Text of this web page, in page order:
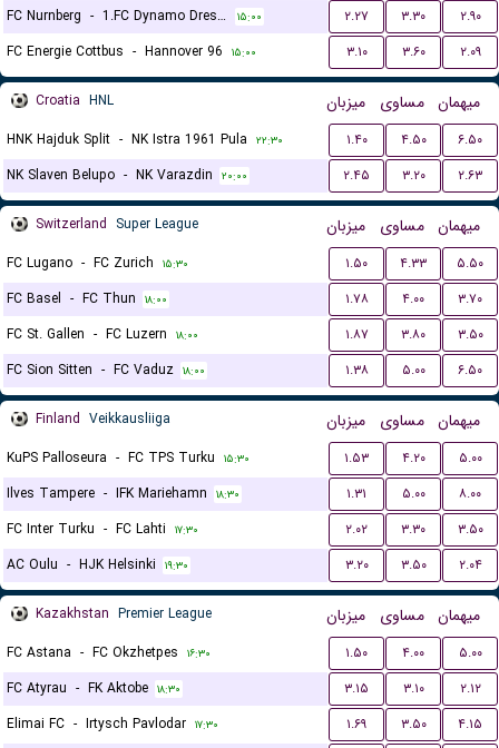
FC Nurnberg - 1.FC Dynamo Dresden ۱۵:۰۰ ۲.۲۷ ۳.۳۰
۲.۹۰
FC Energie Cottbus - Hannover 96 ۱۵:۰۰ ۳.۱۰ ۳.۶۰ ۲.۰۹
Croatia HNL میزبان مساوی میهمان
HNK Hajduk Split - NK Istra 1961 Pula ۲۲:۳۰ ۱.۴۰ ۴.۵۰
۶.۵۰
NK Slaven Belupo - NK Varazdin ۲۰:۰۰ ۲.۴۵ ۳.۲۰ ۲.۶۳
Switzerland Super League میزبان مساوی میهمان
FC Lugano - FC Zurich ۱۵:۳۰ ۱.۵۰ ۴.۳۳
۵.۵۰
FC Basel - FC Thun ۱۸:۰۰ ۱.۷۸ ۴.۰۰
۳.۷۰
FC St. Gallen - FC Luzern ۱۸:۰۰ ۱.۸۷ ۳.۸۰
۳.۵۰
FC Sion Sitten - FC Vaduz ۱۸:۰۰ ۱.۳۸ ۵.۰۰ ۶.۵۰
Finland Veikkausliiga میزبان مساوی میهمان
KuPS Palloseura - FC TPS Turku ۱۵:۳۰ ۱.۵۳ ۴.۲۰
۵.۰۰
Ilves Tampere - IFK Mariehamn ۱۸:۳۰ ۱.۳۱ ۵.۰۰
۸.۰۰
FC Inter Turku - FC Lahti ۱۷:۳۰ ۲.۰۲ ۳.۳۰
۳.۵۰
AC Oulu - HJK Helsinki ۱۹:۳۰ ۳.۲۰ ۳.۵۰ ۲.۰۴
Kazakhstan Premier League میزبان مساوی میهمان
FC Astana - FC Okzhetpes ۱۶:۳۰ ۱.۵۰ ۴.۰۰
۵.۰۰
FC Atyrau - FK Aktobe ۱۸:۳۰ ۳.۱۵ ۳.۱۰
۲.۱۲
Elimai FC - Irtysch Pavlodar ۱۷:۳۰ ۱.۶۹ ۳.۵۰
۴.۱۵